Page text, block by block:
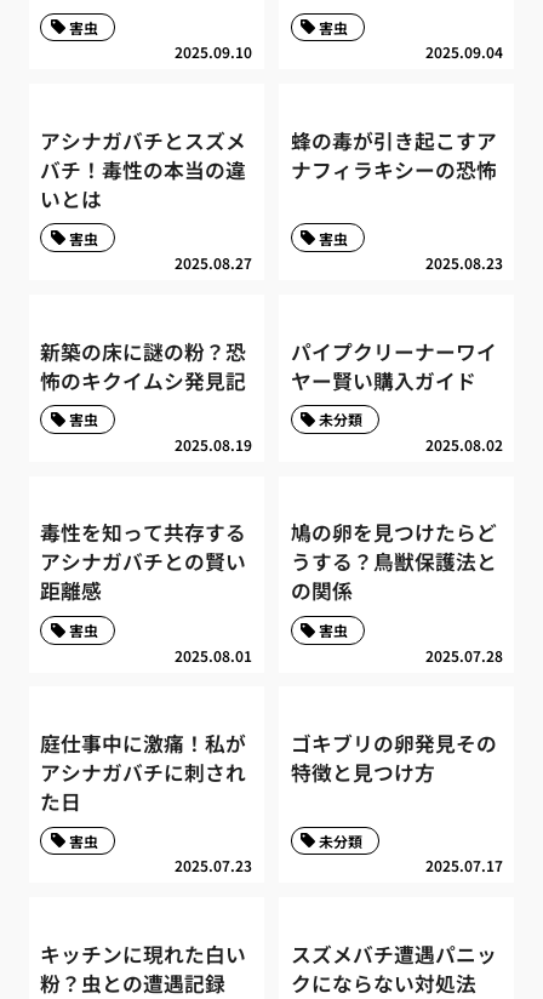
2025.09.10
害虫
2025.09.04
害虫
アシナガバチとスズメ
バチ！毒性の本当の違
いとは
2025.08.27
害虫
蜂の毒が引き起こすア
ナフィラキシーの恐怖
2025.08.23
害虫
新築の床に謎の粉？恐
怖のキクイムシ発見記
2025.08.19
害虫
パイプクリーナーワイ
ヤー賢い購入ガイド
2025.08.02
未分類
毒性を知って共存する
アシナガバチとの賢い
距離感
2025.08.01
害虫
鳩の卵を見つけたらど
うする？鳥獣保護法と
の関係
2025.07.28
害虫
庭仕事中に激痛！私が
アシナガバチに刺され
た日
2025.07.23
害虫
ゴキブリの卵発見その
特徴と見つけ方
2025.07.17
未分類
キッチンに現れた白い
粉？虫との遭遇記録
スズメバチ遭遇パニッ
クにならない対処法